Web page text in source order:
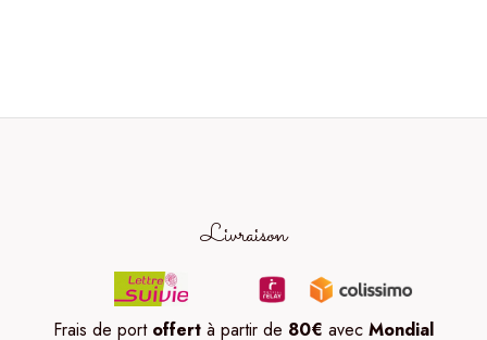
Livraison
Frais de port offert à partir de 80€ avec Mondial